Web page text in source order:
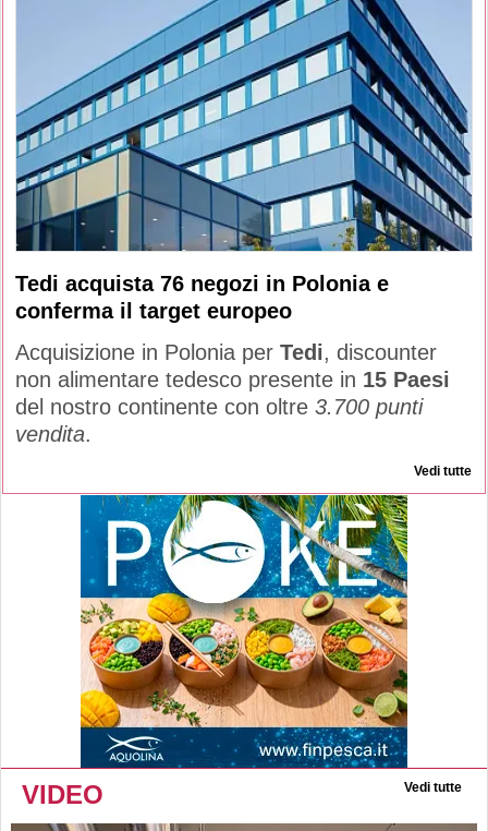
Tedi acquista 76 negozi in Polonia e
conferma il target europeo
Acquisizione in Polonia per Tedi, discounter
non alimentare tedesco presente in 15 Paesi
del nostro continente con oltre 3.700 punti
vendita.
Vedi tutte
VIDEO Vedi tutte